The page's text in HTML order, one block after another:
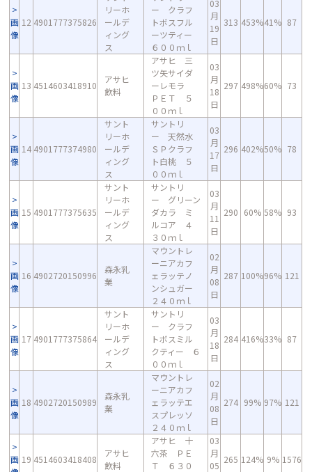
画
像
12 4901777375826
リーホ
ールデ
ィング
ス
ー クラフ
トボスフル
ーツティー
６００ｍｌ
03
月
19
日
313 453%41% 87
画
像
13 4514603418910
アサヒ
飲料
アサヒ 三
ツ矢サイダ
ーレモラ
ＰＥＴ ５
００ｍｌ
03
月
18
日
297 498%60% 73
画
像
14 4901777374980
サント
リーホ
ールデ
ィング
ス
サントリ
ー 天然水
ＳＰクラフ
ト白桃 ５
００ｍｌ
03
月
17
日
296 402%50% 78
画
像
15 4901777375635
サント
リーホ
ールデ
ィング
ス
サントリ
ー グリーン
ダカラ ミ
ルコア ４
３０ｍｌ
03
月
11
日
290 60% 58% 93
画
像
16 4902720150996
森永乳
業
マウントレ
ーニアカフ
ェラッテノ
ンシュガー
２４０ｍｌ
02
月
08
日
287 100%96% 121
画
像
17 4901777375864
サント
リーホ
ールデ
ィング
ス
サントリ
ー クラフ
トボスミル
クティー ６
００ｍｌ
03
月
18
日
284 416%33% 87
画
像
18 4902720150989
森永乳
業
マウントレ
ーニアカフ
ェラッテエ
スプレッソ
２４０ｍｌ
02
月
08
日
274 99% 97% 121
画 19 4514603418408
アサヒ
飲料
アサヒ 十
六茶 ＰＥ
Ｔ ６３０
03
月
05
265 124% 9% 1576